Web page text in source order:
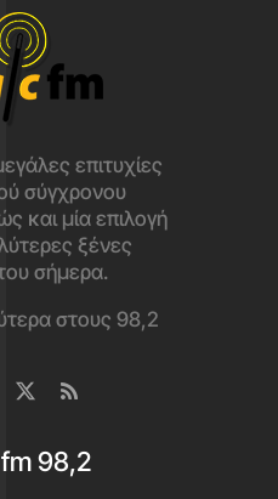
επιτυχίες
σύγχρονου
και μία επιλογή
ξένες
σήμερα.
στους 98,2
98,2